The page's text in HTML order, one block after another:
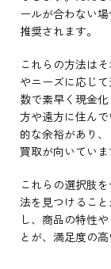
ールが合わない
推奨されます。
これらの方法は
やニーズに応じ
数で素早く現金
方や遠方に住ん
的な余裕があり
買取が向いていま
これらの選択肢
法を見つけるこ
し、商品の特性
とが、満足度の